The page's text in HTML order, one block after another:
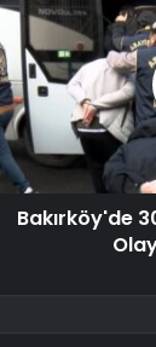
Bakırköy'de